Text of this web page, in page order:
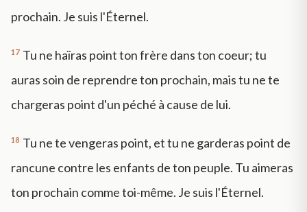
prochain. Je suis l'Éternel.
17 Tu ne haïras point ton frère dans ton coeur; tu
auras soin de reprendre ton prochain, mais tu ne te
chargeras point d'un péché à cause de lui.
18 Tu ne te vengeras point, et tu ne garderas point de
rancune contre les enfants de ton peuple. Tu aimeras
ton prochain comme toi-même. Je suis l'Éternel.